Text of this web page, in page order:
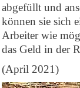
abgefüllt und
können sie sich
Arbeiter wie
das Geld in der
(April 2021)